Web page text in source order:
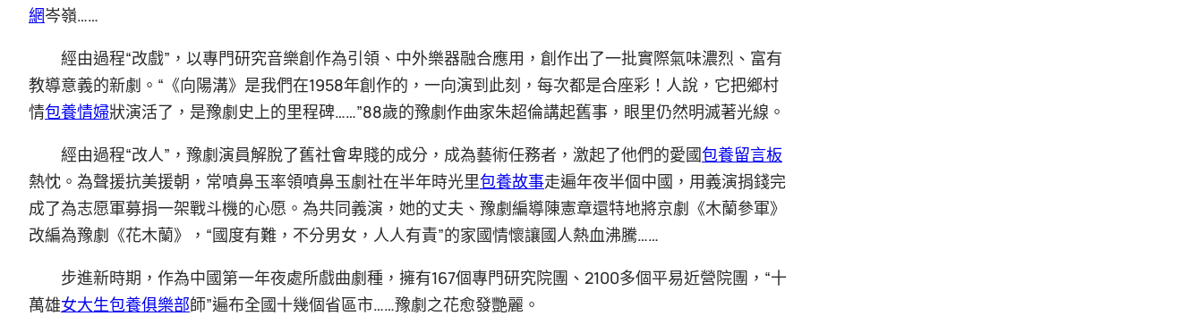
網岑嶺……
經由過程“改戲”，以專門研究音樂創作為引領、中外樂器融合應用，創作出了一批實際氣味濃烈、富有
教導意義的新劇。“《向陽溝》是我們在1958年創作的，一向演到此刻，每次都是合座彩！人說，它把鄉村
情包養情婦狀演活了，是豫劇史上的里程碑……”88歲的豫劇作曲家朱超倫講起舊事，眼里仍然明滅著光線。
經由過程“改人”，豫劇演員解脫了舊社會卑賤的成分，成為藝術任務者，激起了他們的愛國包養留言板
熱忱。為聲援抗美援朝，常噴鼻玉率領噴鼻玉劇社在半年時光里包養故事走遍年夜半個中國，用義演捐錢完
成了為志愿軍募捐一架戰斗機的心愿。為共同義演，她的丈夫、豫劇編導陳憲章還特地將京劇《木蘭參軍》
改編為豫劇《花木蘭》，“國度有難，不分男女，人人有責”的家國情懷讓國人熱血沸騰……
步進新時期，作為中國第一年夜處所戲曲劇種，擁有167個專門研究院團、2100多個平易近營院團，“十
萬雄女大生包養俱樂部師”遍布全國十幾個省區市……豫劇之花愈發艷麗。